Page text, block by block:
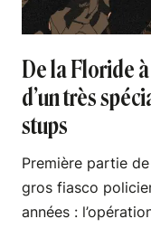
De la Floride
d’un très
stups
Première partie
gros fiasco
années :